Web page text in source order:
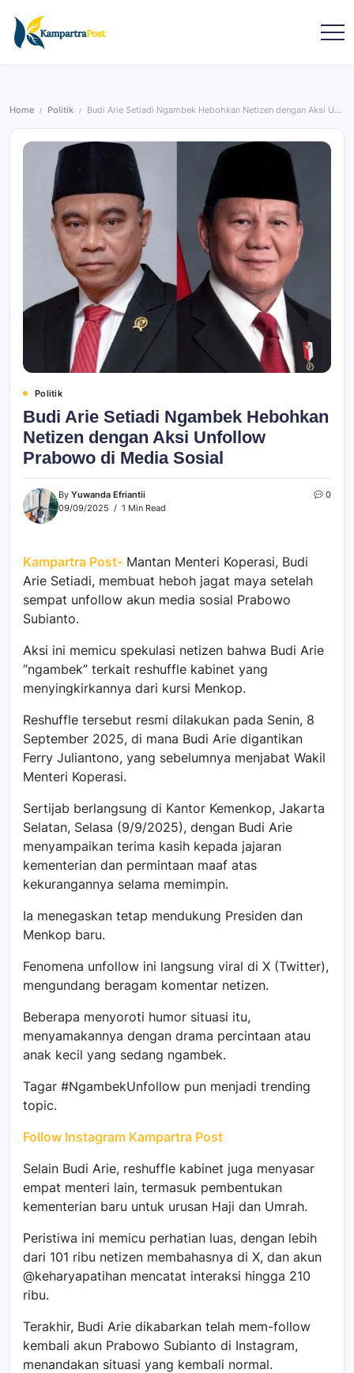
Home / Politik / Budi Arie Setiadi Ngambek Hebohkan Netizen dengan Aksi Unfollow Prabowo di Media Sosial
Politik
Budi Arie Setiadi Ngambek Hebohkan
Netizen dengan Aksi Unfollow
Prabowo di Media Sosial
By Yuwanda Efriantii
09/09/2025
1 Min Read
0
Kampartra Post- Mantan Menteri Koperasi, Budi
Arie Setiadi, membuat heboh jagat maya setelah
sempat unfollow akun media sosial Prabowo
Subianto.
Aksi ini memicu spekulasi netizen bahwa Budi Arie
“ngambek” terkait reshuffle kabinet yang
menyingkirkannya dari kursi Menkop.
Reshuffle tersebut resmi dilakukan pada Senin, 8
September 2025, di mana Budi Arie digantikan
Ferry Juliantono, yang sebelumnya menjabat Wakil
Menteri Koperasi.
Sertijab berlangsung di Kantor Kemenkop, Jakarta
Selatan, Selasa (9/9/2025), dengan Budi Arie
menyampaikan terima kasih kepada jajaran
kementerian dan permintaan maaf atas
kekurangannya selama memimpin.
Ia menegaskan tetap mendukung Presiden dan
Menkop baru.
Fenomena unfollow ini langsung viral di X (Twitter),
mengundang beragam komentar netizen.
Beberapa menyoroti humor situasi itu,
menyamakannya dengan drama percintaan atau
anak kecil yang sedang ngambek.
Tagar #NgambekUnfollow pun menjadi trending
topic.
Follow Instagram Kampartra Post
Selain Budi Arie, reshuffle kabinet juga menyasar
empat menteri lain, termasuk pembentukan
kementerian baru untuk urusan Haji dan Umrah.
Peristiwa ini memicu perhatian luas, dengan lebih
dari 101 ribu netizen membahasnya di X, dan akun
@keharyapatihan mencatat interaksi hingga 210
ribu.
Terakhir, Budi Arie dikabarkan telah mem-follow
kembali akun Prabowo Subianto di Instagram,
menandakan situasi yang kembali normal.